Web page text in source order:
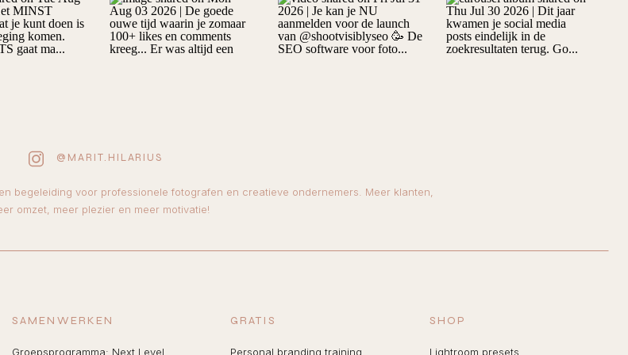
begeleiding voor professionele fotografen en creatieve ondernemers. Meer klanten,
omzet, meer plezier en meer motivatie!
@MARIT.HILARIUS
SAMENWERKEN
Groepsprogramma: Next Level
GRATIS
Personal branding training
SHOP
Lightroom presets